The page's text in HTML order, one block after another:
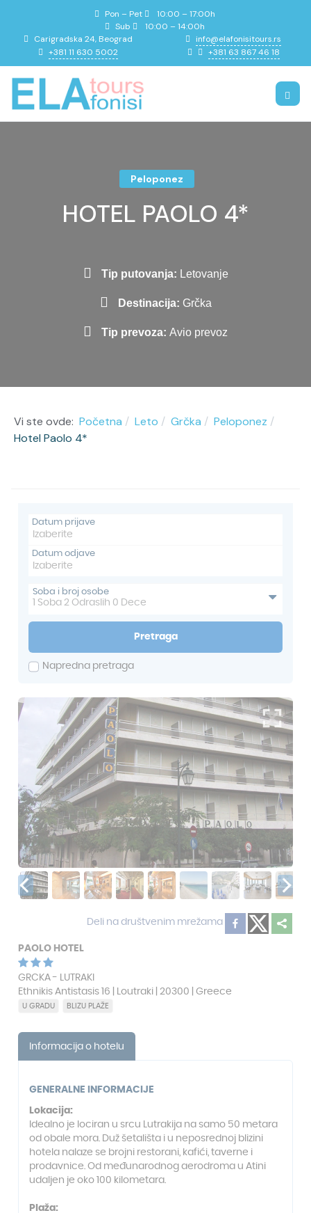
Pon – Pet
10:00 – 17:00h
Sub
10:00 – 14:00h
Carigradska 24, Beograd
info@elafonisitours.rs
+381 11 630 5002
+381 63 867 46 18
HOTEL PAOLO 4*
Peloponez
Tip putovanja: Letovanje
Destinacija: Grčka
Tip prevoza: Avio prevoz
Vi ste ovde: Početna Leto Grčka
Peloponez
Hotel Paolo 4*